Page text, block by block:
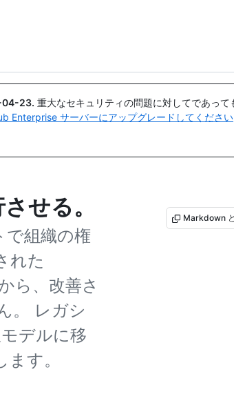
04-23. 重大なセキュリティの問題に対してであっ
Enterprise サーバーにアップグレードしてください
せる。
で組織の権
れた
ら、改善さ
。 レガシ
デルに移
す。
Markdown